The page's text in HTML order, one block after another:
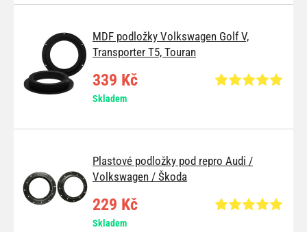
MDF podložky Volkswagen Golf V,
Transporter T5, Touran
339 Kč
Skladem
Plastové podložky pod repro Audi /
Volkswagen / Škoda
229 Kč
Skladem